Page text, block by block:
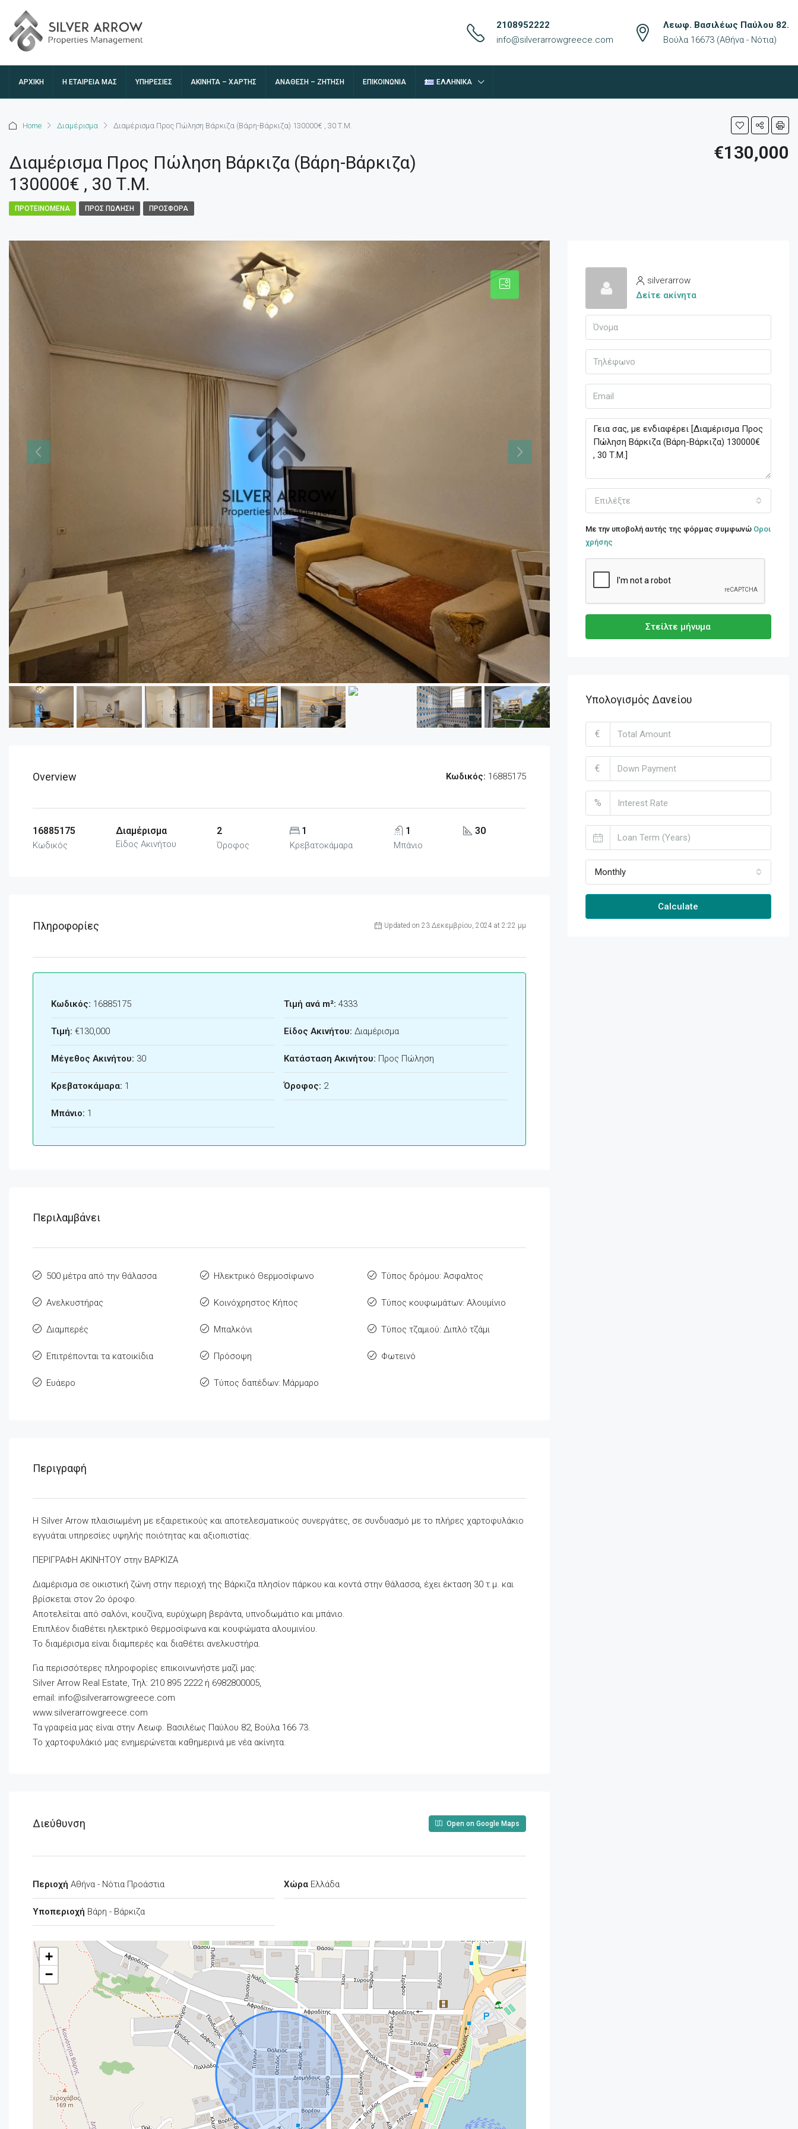
2108952222
info@silverarrowgreece.com
Λεωφ. Βασιλέως Παύλου 82.
Βούλα 16673 (Αθήνα - Νότια)
ΑΡΧΙΚΉ Η ΕΤΑΙΡΕΊΑ ΜΑΣ ΥΠΗΡΕΣΙΕΣ ΑΚΊΝΗΤΑ – ΧΆΡΤΗΣ ΑΝΆΘΕΣΗ – ΖΉΤΗΣΗ ΕΠΙΚΟΙΝΩΝΊΑ ΕΛΛΗΝΙΚΆ
Home Διαμέρισμα Διαμέρισμα Προς Πώληση Βάρκιζα (Βάρη-Βάρκιζα) 130000€ , 30 Τ.Μ.
Διαμέρισμα Προς Πώληση Βάρκιζα (Βάρη-Βάρκιζα)
130000€ , 30 Τ.Μ.
€130,000
ΠΡΟΤΕΙΝΌΜΕΝΑ ΠΡΟΣ ΠΏΛΗΣΗ ΠΡΟΣΦΟΡΆ
Overview Κωδικός: 16885175
16885175
Κωδικός
Διαμέρισμα
Είδος Ακινήτου
2
Όροφος
1
Κρεβατοκάμαρα
1
Μπάνιο
30
Πληροφορίες Updated on 23 Δεκεμβρίου, 2024 at 2:22 μμ
Κωδικός: 16885175
Τιμή: €130,000
Μέγεθος Ακινήτου: 30
Κρεβατοκάμαρα: 1
Μπάνιο: 1
Τιμή ανά m²: 4333
Είδος Ακινήτου: Διαμέρισμα
Κατάσταση Ακινήτου: Προς Πώληση
Όροφος: 2
Περιλαμβάνει
500 μέτρα από την θάλασσα
Ανελκυστήρας
Διαμπερές
Επιτρέπονται τα κατοικίδια
Ευάερο
Ηλεκτρικό Θερμοσίφωνο
Κοινόχρηστος Κήπος
Μπαλκόνι
Πρόσοψη
Τύπος δαπέδων: Μάρμαρο
Τύπος δρόμου: Άσφαλτος
Τύπος κουφωμάτων: Αλουμίνιο
Τύπος τζαμιού: Διπλό τζάμι
Φωτεινό
Περιγραφή
Η Silver Arrow πλαισιωμένη με εξαιρετικούς και αποτελεσματικούς συνεργάτες, σε συνδυασμό με το πλήρες χαρτοφυλάκιο
εγγυάται υπηρεσίες υψηλής ποιότητας και αξιοπιστίας.
ΠΕΡΙΓΡΑΦΗ ΑΚΙΝΗΤΟΥ στην ΒΑΡΚΙΖΑ
Διαμέρισμα σε οικιστική ζώνη στην περιοχή της Βάρκιζα πλησίον πάρκου και κοντά στην θάλασσα, έχει έκταση 30 τ.μ. και
βρίσκεται στον 2ο όροφο.
Αποτελείται από σαλόνι, κουζίνα, ευρύχωρη βεράντα, υπνοδωμάτιο και μπάνιο.
Επιπλέον διαθέτει ηλεκτρικό θερμοσίφωνα και κουφώματα αλουμινίου.
Το διαμέρισμα είναι διαμπερές και διαθέτει ανελκυστήρα.
Για περισσότερες πληροφορίες επικοινωνήστε μαζί μας:
Silver Arrow Real Estate, Τηλ: 210 895 2222 ή 6982800005,
email: info@silverarrowgreece.com
www.silverarrowgreece.com
Τα γραφεία μας είναι στην Λεωφ. Βασιλέως Παύλου 82, Βούλα 166 73.
Το χαρτοφυλάκιό μας ενημερώνεται καθημερινά με νέα ακίνητα.
Διεύθυνση Open on Google Maps
Περιοχή Αθήνα - Νότια Προάστια
Υποπεριοχή Βάρη - Βάρκιζα
Χώρα Ελλάδα
+
−
silverarrow
Δείτε ακίνητα
Επιλέξτε
Με την υποβολή αυτής της φόρμας συμφωνώ Οροι
χρήσης
Στείλτε μήνυμα
Υπολογισμός Δανείου
€
€
%
Monthly
Calculate